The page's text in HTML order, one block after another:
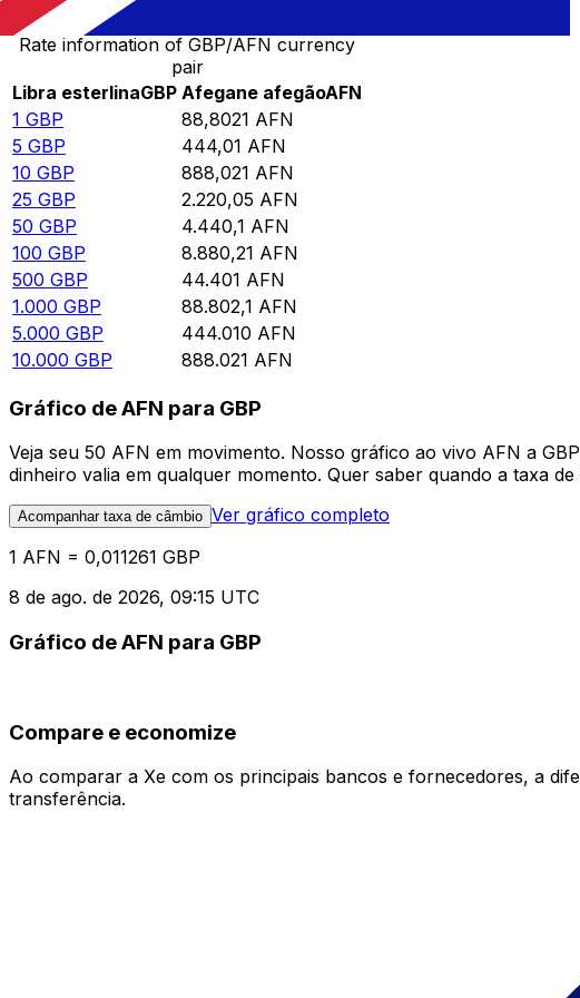
Rate information of GBP/AFN currency
pair
Libra esterlinaGBP Afegane afegãoAFN
1 GBP 88,8021 AFN
5 GBP 444,01 AFN
10 GBP 888,021 AFN
25 GBP 2.220,05 AFN
50 GBP 4.440,1 AFN
100 GBP 8.880,21 AFN
500 GBP 44.401 AFN
1.000 GBP 88.802,1 AFN
5.000 GBP 444.010 AFN
10.000 GBP 888.021 AFN
Gráfico de AFN para GBP
Veja seu 50 AFN em movimento. Nosso gráfico ao vivo AFN a
dinheiro valia em qualquer momento. Quer saber quando a taxa
Acompanhar taxa de câmbio Ver gráfico completo
1 AFN = 0,011261 GBP
8 de ago. de 2026, 09:15 UTC
Gráfico de AFN para GBP
Compare e economize
Ao comparar a Xe com os principais bancos e fornecedores, a
transferência.